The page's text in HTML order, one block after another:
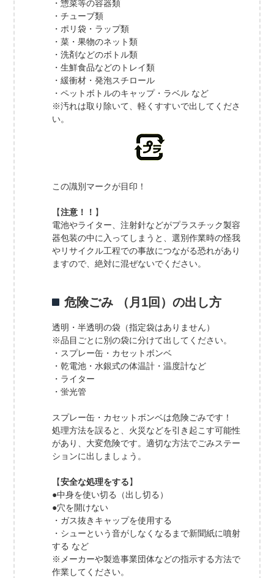
・惣菜等の容器類
・チューブ類
・ポリ袋・ラップ類
・菜・果物のネット類
・洗剤などのボトル類
・生鮮食品などのトレイ類
・緩衝材・発泡スチロール
・ペットボトルのキャップ・ラベル など
※汚れは取り除いて、軽くすすいで出してくださ
い。
この識別マークが目印！
【注意！！ 】
電池やライター、注射針などがプラスチック製容
器包装の中に入ってしまうと、選別作業時の怪我
やリサイクル工程での事故につながる恐れがあり
ますので、絶対に混ぜないでください。
危険ごみ （月1回）の出し方
透明・半透明の袋（指定袋はありません）
※品目ごとに別の袋に分けて出してください。
・スプレー缶・カセットボンベ
・乾電池・水銀式の体温計・温度計など
・ライター
・蛍光管
スプレー缶・カセットボンベは危険ごみです！
処理方法を誤ると、火災などを引き起こす可能性
があり、大変危険です。適切な方法でごみステー
ションに出しましょう。
【安全な処理をする】
●中身を使い切る（出し切る）
●穴を開けない
・ガス抜きキャップを使用する
・シューという音がしなくなるまで新聞紙に噴射
する など
※メーカーや製造事業団体などの指示する方法で
作業してください。